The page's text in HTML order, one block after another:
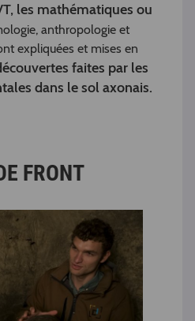
les mathématiques ou
anthropologie et
expliquées et mises en
faites par les
dans le sol axonais.
FRONT